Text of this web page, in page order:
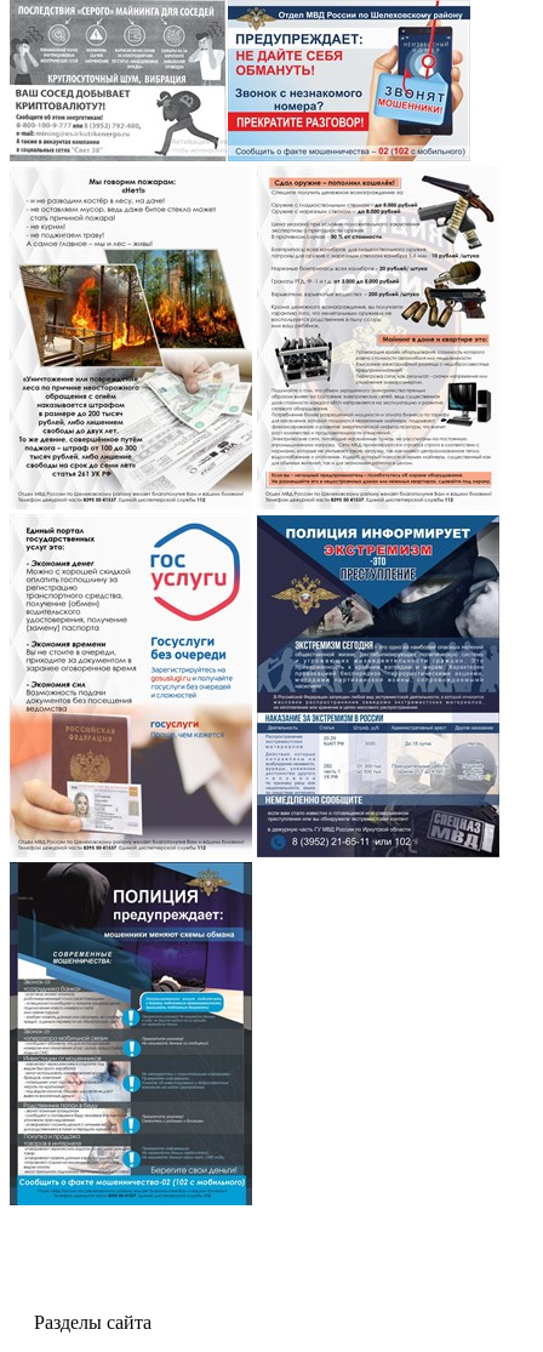
Разделы сайта